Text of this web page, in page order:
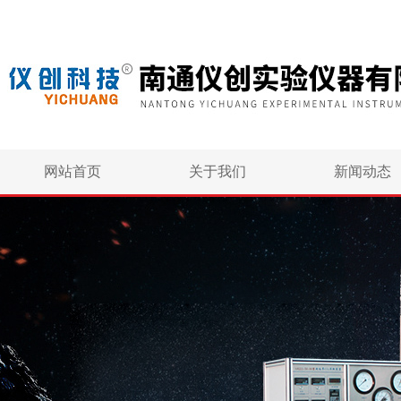
网站首页 关于我们 新闻动态